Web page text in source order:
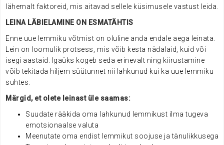
lähemalt faktoreid, mis aitavad sellele küsimusele vastust leida.
LEINA LÄBIELAMINE ON ESMATÄHTIS
Enne uue lemmiku võtmist on oluline anda endale aega leinata.
Lein on loomulik protsess, mis võib kesta nädalaid, kuid või
isegi aastaid. Igaüks kogeb seda erinevalt ning kiirustamine
võib tekitada hiljem süütunnet nii lahkunud kui ka uue lemmiku
suhtes.
Märgid, et olete leinast üle saamas:
Suudate rääkida oma lahkunud lemmikust ilma tugeva
emotsionaalse valuta
Meenutate oma endist lemmikut soojuse ja tänulikkusega